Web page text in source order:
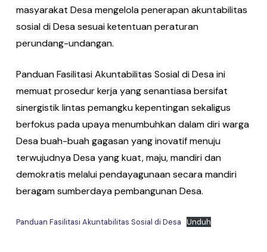
masyarakat Desa mengelola penerapan akuntabilitas
sosial di Desa sesuai ketentuan peraturan
perundang-undangan.
Panduan Fasilitasi Akuntabilitas Sosial di Desa ini
memuat prosedur kerja yang senantiasa bersifat
sinergistik lintas pemangku kepentingan sekaligus
berfokus pada upaya menumbuhkan dalam diri warga
Desa buah-buah gagasan yang inovatif menuju
terwujudnya Desa yang kuat, maju, mandiri dan
demokratis melalui pendayagunaan secara mandiri
beragam sumberdaya pembangunan Desa.
Panduan Fasilitasi Akuntabilitas Sosial di Desa Unduh